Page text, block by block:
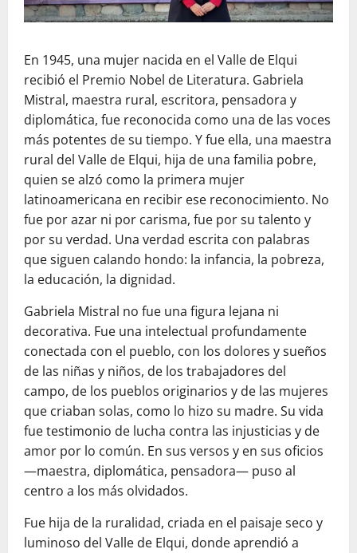
En 1945, una mujer nacida en el Valle de Elqui
recibió el Premio Nobel de Literatura. Gabriela
Mistral, maestra rural, escritora, pensadora y
diplomática, fue reconocida como una de las voces
más potentes de su tiempo. Y fue ella, una maestra
rural del Valle de Elqui, hija de una familia pobre,
quien se alzó como la primera mujer
latinoamericana en recibir ese reconocimiento. No
fue por azar ni por carisma, fue por su talento y
por su verdad. Una verdad escrita con palabras
que siguen calando hondo: la infancia, la pobreza,
la educación, la dignidad.
Gabriela Mistral no fue una figura lejana ni
decorativa. Fue una intelectual profundamente
conectada con el pueblo, con los dolores y sueños
de las niñas y niños, de los trabajadores del
campo, de los pueblos originarios y de las mujeres
que criaban solas, como lo hizo su madre. Su vida
fue testimonio de lucha contra las injusticias y de
amor por lo común. En sus versos y en sus oficios
—maestra, diplomática, pensadora— puso al
centro a los más olvidados.
Fue hija de la ruralidad, criada en el paisaje seco y
luminoso del Valle de Elqui, donde aprendió a